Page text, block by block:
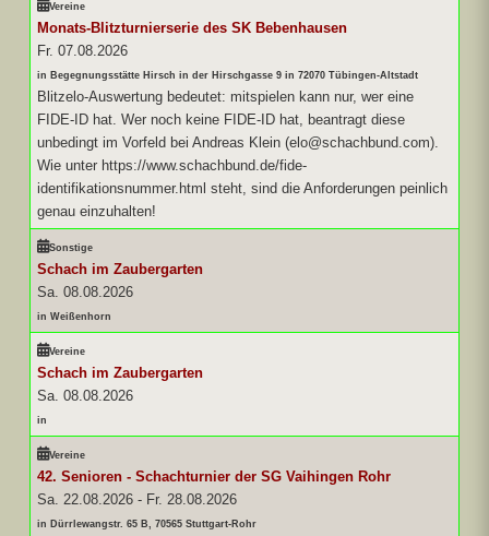
Vereine
Monats-Blitzturnierserie des SK Bebenhausen
Fr. 07.08.2026
in Begegnungsstätte Hirsch in der Hirschgasse 9 in 72070 Tübingen-Altstadt
Blitzelo-Auswertung bedeutet: mitspielen kann nur, wer eine
FIDE-ID hat. Wer noch keine FIDE-ID hat, beantragt diese
unbedingt im Vorfeld bei Andreas Klein (elo@schachbund.com).
Wie unter https://www.schachbund.de/fide-
identifikationsnummer.html steht, sind die Anforderungen peinlich
genau einzuhalten!
Sonstige
Schach im Zaubergarten
Sa. 08.08.2026
in Weißenhorn
Vereine
Schach im Zaubergarten
Sa. 08.08.2026
in
Vereine
42. Senioren - Schachturnier der SG Vaihingen Rohr
Sa. 22.08.2026 - Fr. 28.08.2026
in Dürrlewangstr. 65 B, 70565 Stuttgart-Rohr